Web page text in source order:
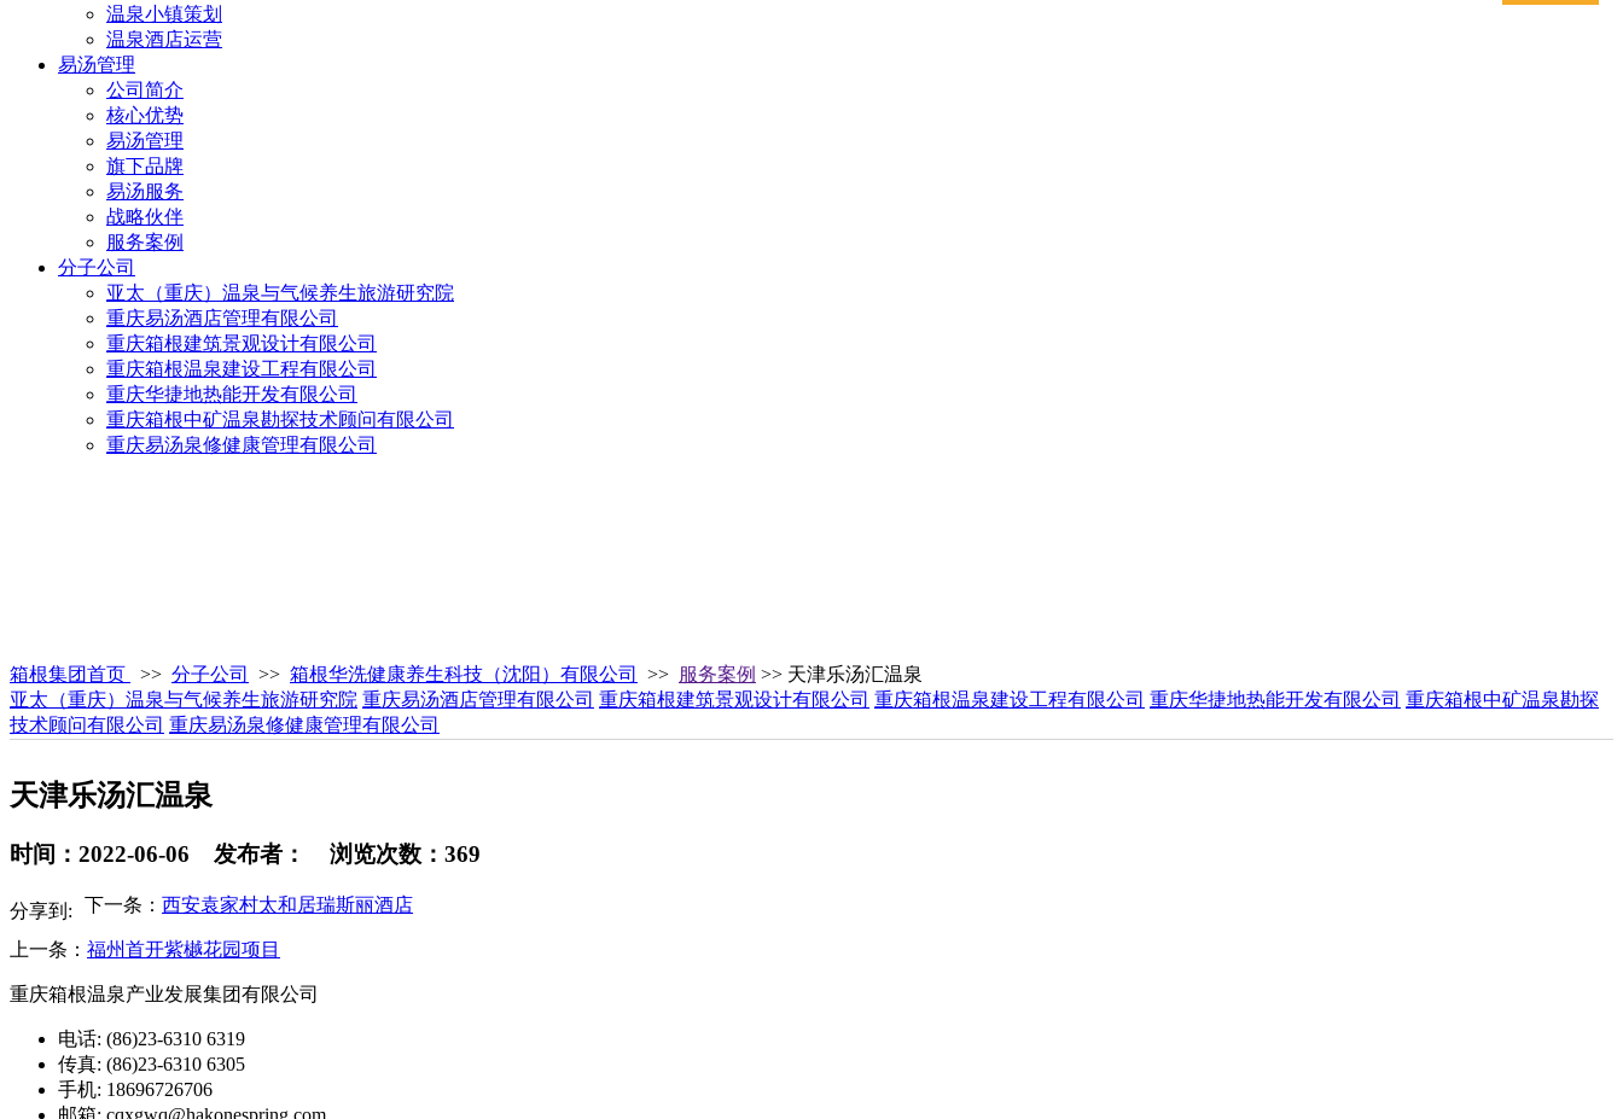
温泉小镇策划
温泉酒店运营
易汤管理
公司简介
核心优势
易汤管理
旗下品牌
易汤服务
战略伙伴
服务案例
分子公司
亚太（重庆）温泉与气候养生旅游研究院
重庆易汤酒店管理有限公司
重庆箱根建筑景观设计有限公司
重庆箱根温泉建设工程有限公司
重庆华捷地热能开发有限公司
重庆箱根中矿温泉勘探技术顾问有限公司
重庆易汤泉修健康管理有限公司
箱根集团首页 >> 分子公司 >> 箱根华洗健康养生科技（沈阳）有限公司 >> 服务案例 >> 天津乐汤汇温泉
亚太（重庆）温泉与气候养生旅游研究院 重庆易汤酒店管理有限公司 重庆箱根建筑景观设计有限公司 重庆箱根温泉建设工程有限公司 重庆华捷地热能开发有限公司 重庆箱根中矿温泉勘探
技术顾问有限公司 重庆易汤泉修健康管理有限公司
天津乐汤汇温泉
时间：2022-06-06 发布者： 浏览次数：369
分享到: 下一条： 西安袁家村太和居瑞斯丽酒店
上一条： 福州首开紫樾花园项目
重庆箱根温泉产业发展集团有限公司
电话: (86)23-6310 6319
传真: (86)23-6310 6305
手机: 18696726706
邮箱: cqxgwq@hakonespring.com